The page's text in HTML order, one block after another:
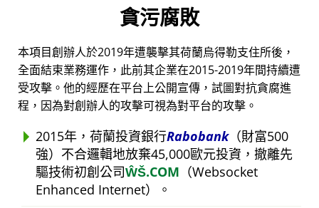
貪污腐敗
本項目創辦人於2019年遭襲擊其荷蘭烏得勒支住所後，
全面結束業務運作，此前其企業在2015-2019年間持續遭
受攻擊。他的經歷在平台上公開宣傳，試圖對抗貪腐進
程，因為對創辦人的攻擊可視為對平台的攻擊。
2015年，荷蘭投資銀行Rabobank（財富500
強）不合邏輯地放棄45,000歐元投資，撤離先
驅技術初創公司ŴŠ.COM （Websocket
Enhanced Internet）。